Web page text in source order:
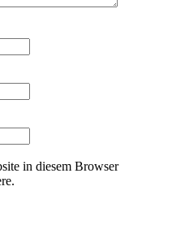
in diesem Browser